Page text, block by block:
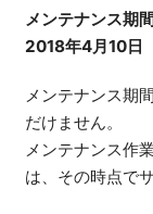
メンテナンス期間
2018年4月10日
メンテナンス期
だけません。
メンテナンス作
は、その時点で